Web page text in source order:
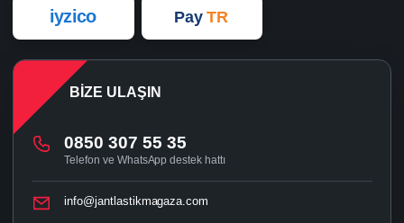
iyzico Pay TR
BIZE ULAŞIN
0850 307 55 35
Telefon ve WhatsApp destek hattı
info@jantlastikmagaza.com